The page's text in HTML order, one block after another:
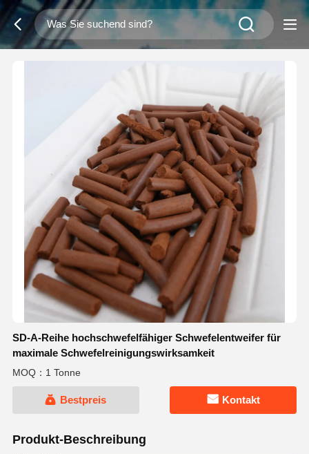
SD-A-Reihe hochschwefelfähiger Schwefelentweifer für
maximale Schwefelreinigungswirksamkeit
MOQ：1 Tonne
Bestpreis Kontakt
Produkt-Beschreibung